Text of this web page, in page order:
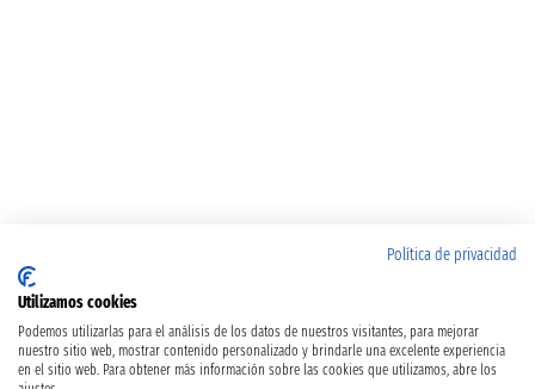
Política de privacidad
Utilizamos cookies
Podemos utilizarlas para el análisis de los datos de nuestros visitantes, para mejorar
nuestro sitio web, mostrar contenido personalizado y brindarle una excelente experiencia
en el sitio web. Para obtener más información sobre las cookies que utilizamos, abre los